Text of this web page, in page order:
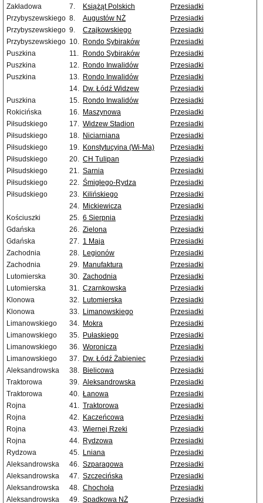
Zakładowa
7. Książąt Polskich
Przesiadki
Przybyszewskiego 8. Augustów NŻ
Przesiadki
Przybyszewskiego 9. Czajkowskiego
Przesiadki
Przybyszewskiego 10. Rondo Sybiraków
Przesiadki
Puszkina
11. Rondo Sybiraków
Przesiadki
Puszkina
12. Rondo Inwalidów
Przesiadki
Puszkina
13. Rondo Inwalidów
Przesiadki
14. Dw. Łódź Widzew
Przesiadki
Puszkina
15. Rondo Inwalidów
Przesiadki
Rokicińska
16. Maszynowa
Przesiadki
Piłsudskiego
17. Widzew Stadion
Przesiadki
Piłsudskiego
18. Niciarniana
Przesiadki
Piłsudskiego
19. Konstytucyjna (Wi-Ma)
Przesiadki
Piłsudskiego
20. CH Tulipan
Przesiadki
Piłsudskiego
21. Sarnia
Przesiadki
Piłsudskiego
22. Śmigłego-Rydza
Przesiadki
Piłsudskiego
23. Kilińskiego
Przesiadki
24. Mickiewicza
Przesiadki
Kościuszki
25. 6 Sierpnia
Przesiadki
Gdańska
26. Zielona
Przesiadki
Gdańska
27. 1 Maja
Przesiadki
Zachodnia
28. Legionów
Przesiadki
Zachodnia
29. Manufaktura
Przesiadki
Lutomierska
30. Zachodnia
Przesiadki
Lutomierska
31. Czarnkowska
Przesiadki
Klonowa
32. Lutomierska
Przesiadki
Klonowa
33. Limanowskiego
Przesiadki
Limanowskiego
34. Mokra
Przesiadki
Limanowskiego
35. Pułaskiego
Przesiadki
Limanowskiego
36. Woronicza
Przesiadki
Limanowskiego
37. Dw. Łódź Żabieniec
Przesiadki
Aleksandrowska
38. Bielicowa
Przesiadki
Traktorowa
39. Aleksandrowska
Przesiadki
Traktorowa
40. Łanowa
Przesiadki
Rojna
41. Traktorowa
Przesiadki
Rojna
42. Kaczeńcowa
Przesiadki
Rojna
43. Wiernej Rzeki
Przesiadki
Rojna
44. Rydzowa
Przesiadki
Rydzowa
45. Lniana
Przesiadki
Aleksandrowska
46. Szparagowa
Przesiadki
Aleksandrowska
47. Szczecińska
Przesiadki
Aleksandrowska
48. Chochoła
Przesiadki
Aleksandrowska
49. Spadkowa NŻ
Przesiadki